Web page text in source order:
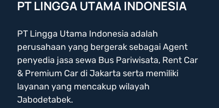
PT LINGGA UTAMA INDONESIA
PT Lingga Utama Indonesia adalah
perusahaan yang bergerak sebagai Agent
penyedia jasa sewa Bus Pariwisata, Rent Car
& Premium Car di Jakarta serta memiliki
layanan yang mencakup wilayah
Jabodetabek.